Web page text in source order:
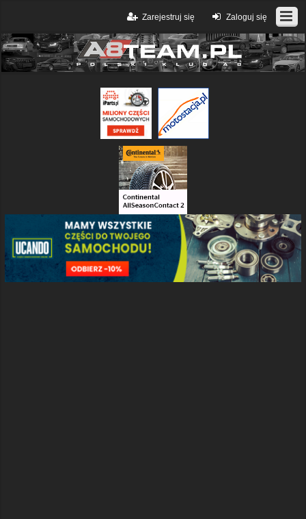
Zaloguj się
Zarejestruj się